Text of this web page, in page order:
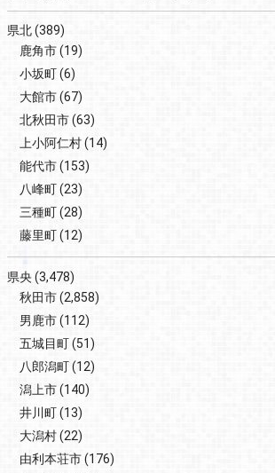
県北(389)
鹿角市(19)
小坂町(6)
大館市(67)
北秋田市(63)
上小阿仁村(14)
能代市(153)
八峰町(23)
三種町(28)
藤里町(12)
県央(3,478)
秋田市(2,858)
男鹿市(112)
五城目町(51)
八郎潟町(12)
潟上市(140)
井川町(13)
大潟村(22)
由利本荘市(176)